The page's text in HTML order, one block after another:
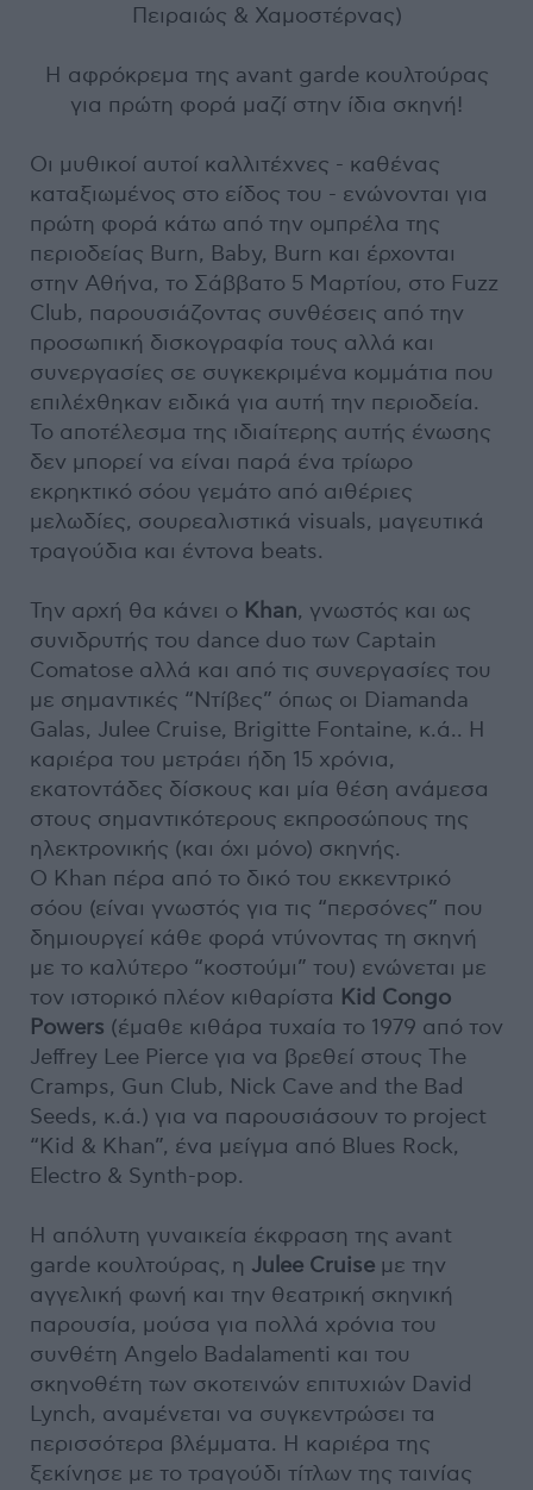
Πειραιώς & Χαμοστέρνας)
Η αφρόκρεμα της avant garde κουλτούρας
για πρώτη φορά μαζί στην ίδια σκηνή!
Οι μυθικοί αυτοί καλλιτέχνες - καθένας
καταξιωμένος στο είδος του - ενώνονται για
πρώτη φορά κάτω από την ομπρέλα της
περιοδείας Burn, Baby, Burn και έρχονται
στην Αθήνα, το Σάββατο 5 Μαρτίου, στο Fuzz
Club, παρουσιάζοντας συνθέσεις από την
προσωπική δισκογραφία τους αλλά και
συνεργασίες σε συγκεκριμένα κομμάτια που
επιλέχθηκαν ειδικά για αυτή την περιοδεία.
Το αποτέλεσμα της ιδιαίτερης αυτής ένωσης
δεν μπορεί να είναι παρά ένα τρίωρο
εκρηκτικό σόου γεμάτο από αιθέριες
μελωδίες, σουρεαλιστικά visuals, μαγευτικά
τραγούδια και έντονα beats.
Την αρχή θα κάνει ο Khan, γνωστός και ως
συνιδρυτής του dance duo των Captain
Comatose αλλά και από τις συνεργασίες του
με σημαντικές “Ντίβες” όπως οι Diamanda
Galas, Julee Cruise, Brigitte Fontaine, κ.ά.. Η
καριέρα του μετράει ήδη 15 χρόνια,
εκατοντάδες δίσκους και μία θέση ανάμεσα
στους σημαντικότερους εκπροσώπους της
ηλεκτρονικής (και όχι μόνο) σκηνής.
Ο Khan πέρα από το δικό του εκκεντρικό
σόου (είναι γνωστός για τις “περσόνες” που
δημιουργεί κάθε φορά ντύνοντας τη σκηνή
με το καλύτερο “κοστούμι” του) ενώνεται με
τον ιστορικό πλέον κιθαρίστα Kid Congo
Powers (έμαθε κιθάρα τυχαία το 1979 από τον
Jeffrey Lee Pierce για να βρεθεί στους The
Cramps, Gun Club, Nick Cave and the Bad
Seeds, κ.ά.) για να παρουσιάσουν το project
“Kid & Khan”, ένα μείγμα από Blues Rock,
Electro & Synth-pop.
H απόλυτη γυναικεία έκφραση της avant
garde κουλτούρας, η Julee Cruise με την
αγγελική φωνή και την θεατρική σκηνική
παρουσία, μούσα για πολλά χρόνια του
συνθέτη Angelo Badalamenti και του
σκηνοθέτη των σκοτεινών επιτυχιών David
Lynch, αναμένεται να συγκεντρώσει τα
περισσότερα βλέμματα. Η καριέρα της
ξεκίνησε με το τραγούδι τίτλων της ταινίας